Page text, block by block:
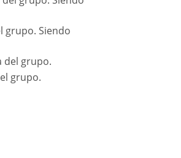
del grupo.
grupo.